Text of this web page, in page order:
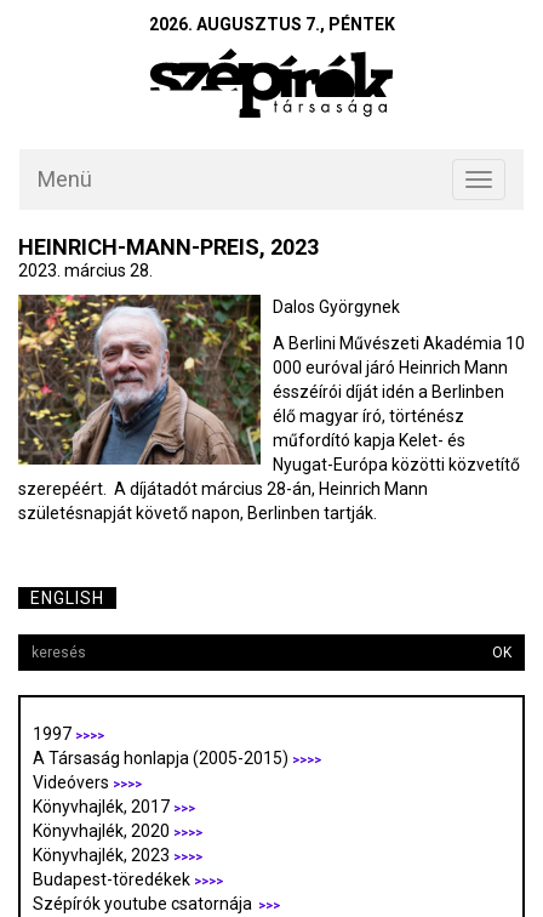
2026. AUGUSZTUS 7., PÉNTEK
Toggle
Menü
HEINRICH-MANN-PREIS, 2023
2023. március 28.
Dalos Györgynek
A Berlini Művészeti Akadémia 10
000 euróval járó Heinrich Mann
ésszéírói díját idén a Berlinben
élő magyar író, történész
műfordító kapja Kelet- és
Nyugat-Európa közötti közvetítő
szerepéért. A díjátadót március 28-án, Heinrich Mann
születésnapját követő napon, Berlinben tartják.
ENGLISH
OK
1997 >>>>
A Társaság honlapja (2005-2015) >>>>
Videóvers >>>>
Könyvhajlék, 2017 >>>
Könyvhajlék, 2020 >>>>
Könyvhajlék, 2023 >>>>
Budapest-töredékek >>>>
Szépírók youtube csatornája >>>